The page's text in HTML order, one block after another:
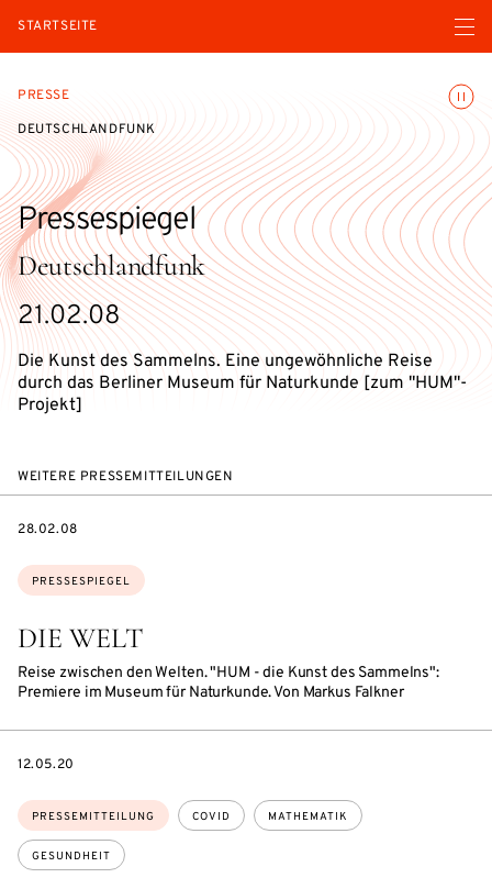
STARTSEITE Menü
PRESSE
DEUTSCHLANDFUNK
Deutschlandfunk
Pressespiegel
21.02.08
Die Kunst des Sammelns. Eine ungewöhnliche Reise
durch das Berliner Museum für Naturkunde [zum "HUM"-
Projekt]
WEITERE PRESSEMITTEILUNGEN
DIE WELT
Reise zwischen den Welten. "HUM - die Kunst des Sammelns":
Premiere im Museum für Naturkunde. Von Markus Falkner
Themen:
PRESSESPIEGEL
DATE
28.02.08
Themen:
PRESSEMITTEILUNG COVID MATHEMATIK
GESUNDHEIT
DATE
12.05.20